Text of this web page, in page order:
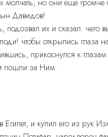
Давидов!
подозвал их и сказал: чего
чтобы открылись глаза
прикоснулся к глазам
пошли за Ним.
и купил его из рук